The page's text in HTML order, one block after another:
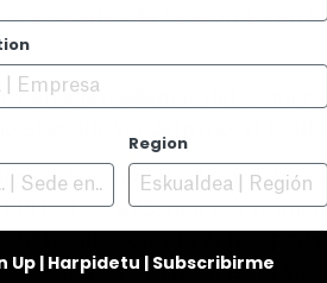
cascadas de Katoomba en
en ellas, además del esquí o
el esquí, senderismo, el
jardines del Boulevard
2023, que por
Acto que contará con la
podremos disfrutar de la
Region
Up | Harpidetu | Subscribirme